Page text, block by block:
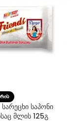
საპონი
მლის 125გ